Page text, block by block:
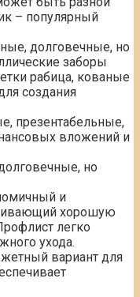
– популярный
долговечные, но
заборы
рабица, кованые
создания
презентабельные,
вложений и
но
и
хорошую
легко
ухода.
вариант для